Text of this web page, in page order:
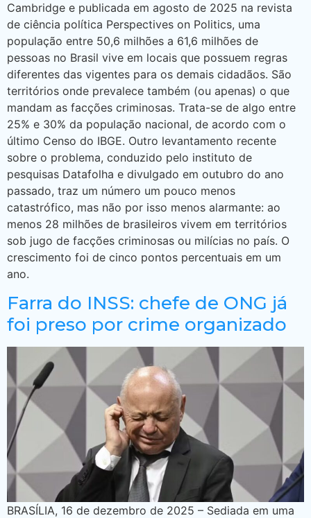
Cambridge e publicada em agosto de 2025 na revista
de ciência política Perspectives on Politics, uma
população entre 50,6 milhões a 61,6 milhões de
pessoas no Brasil vive em locais que possuem regras
diferentes das vigentes para os demais cidadãos. São
territórios onde prevalece também (ou apenas) o que
mandam as facções criminosas. Trata-se de algo entre
25% e 30% da população nacional, de acordo com o
último Censo do IBGE. Outro levantamento recente
sobre o problema, conduzido pelo instituto de
pesquisas Datafolha e divulgado em outubro do ano
passado, traz um número um pouco menos
catastrófico, mas não por isso menos alarmante: ao
menos 28 milhões de brasileiros vivem em territórios
sob jugo de facções criminosas ou milícias no país. O
crescimento foi de cinco pontos percentuais em um
ano.
Farra do INSS: chefe de ONG já
foi preso por crime organizado
BRASÍLIA, 16 de dezembro de 2025 – Sediada em uma